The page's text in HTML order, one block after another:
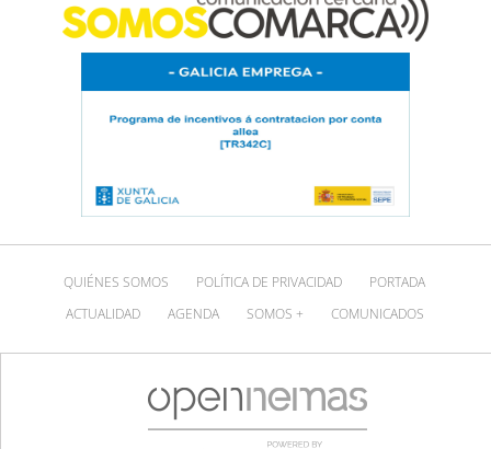
QUIÉNES SOMOS POLÍTICA DE PRIVACIDAD
PORTADA
ACTUALIDAD
AGENDA SOMOS + COMUNICADOS